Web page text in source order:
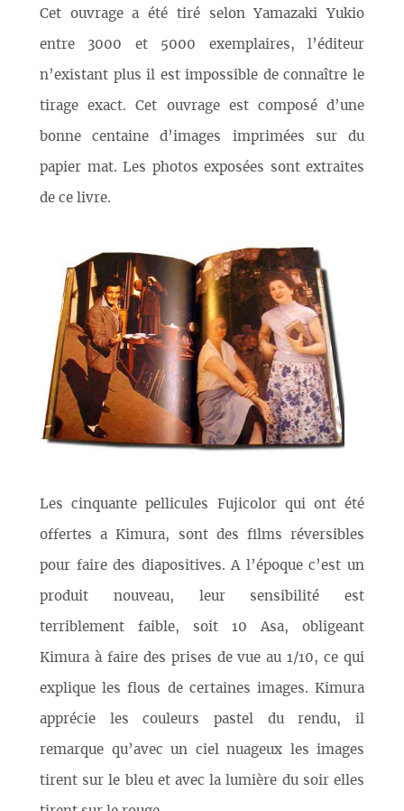
Cet ouvrage a été tiré selon Yamazaki Yukio
entre 3000 et 5000 exemplaires, l’éditeur
n’existant plus il est impossible de connaître le
tirage exact. Cet ouvrage est composé d’une
bonne centaine d’images imprimées sur du
papier mat. Les photos exposées sont extraites
de ce livre.
Les cinquante pellicules Fujicolor qui ont été
offertes a Kimura, sont des films réversibles
pour faire des diapositives. A l’époque c’est un
produit nouveau, leur sensibilité est
terriblement faible, soit 10 Asa, obligeant
Kimura à faire des prises de vue au 1/10, ce qui
explique les flous de certaines images. Kimura
apprécie les couleurs pastel du rendu, il
remarque qu’avec un ciel nuageux les images
tirent sur le bleu et avec la lumière du soir elles